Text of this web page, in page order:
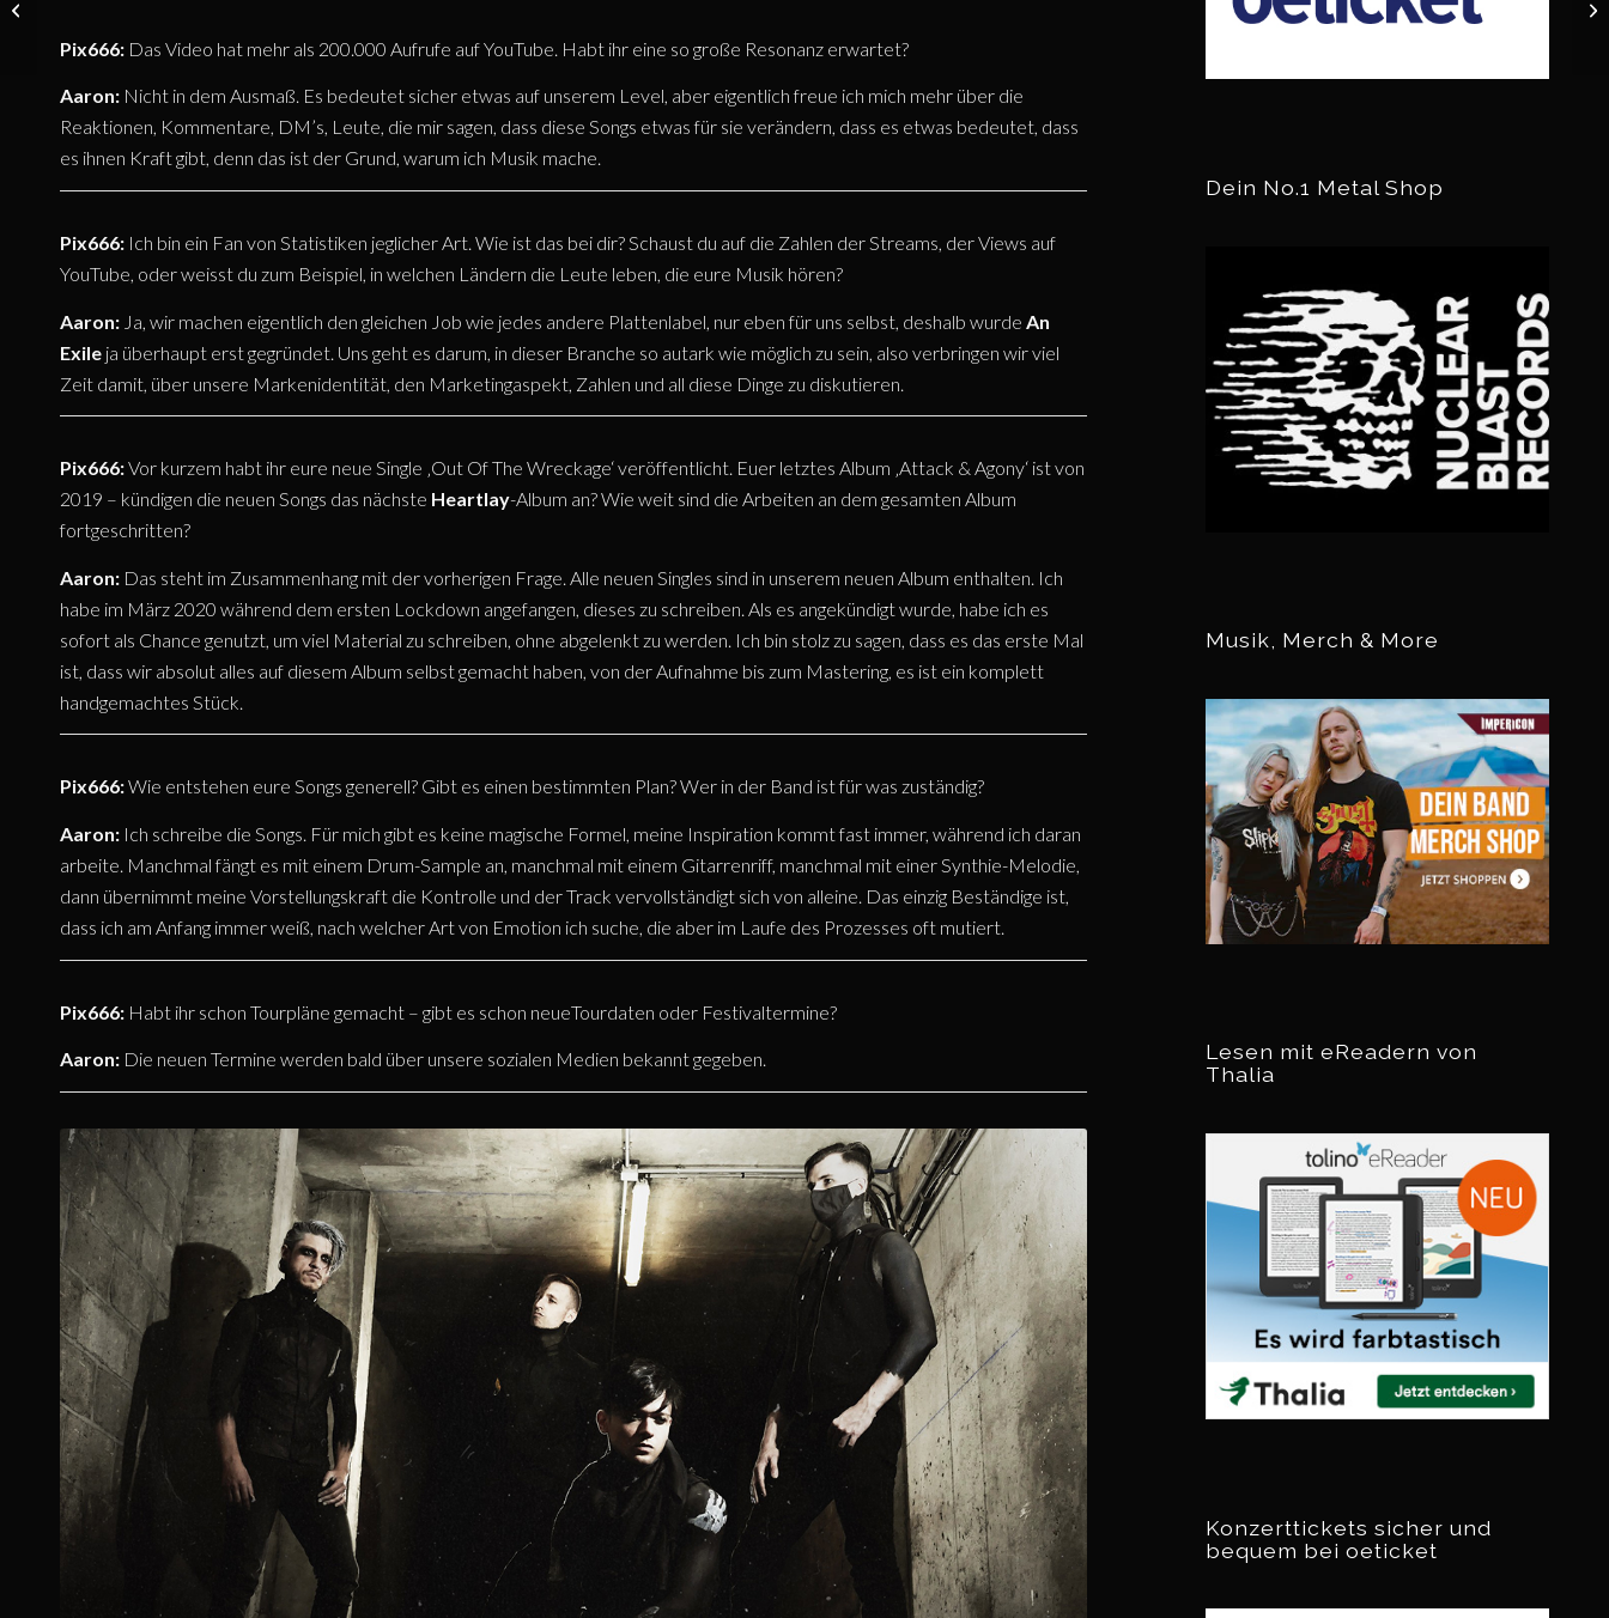
Pix666: Das Video hat mehr als 200.000 Aufrufe auf YouTube. Habt ihr eine so große Resonanz erwartet?
Aaron: Nicht in dem Ausmaß. Es bedeutet sicher etwas auf unserem Level, aber eigentlich freue ich mich mehr über die
Reaktionen, Kommentare, DM’s, Leute, die mir sagen, dass diese Songs etwas für sie verändern, dass es etwas bedeutet, dass
es ihnen Kraft gibt, denn das ist der Grund, warum ich Musik mache.
Pix666: Ich bin ein Fan von Statistiken jeglicher Art. Wie ist das bei dir? Schaust du auf die Zahlen der Streams, der Views auf
YouTube, oder weisst du zum Beispiel, in welchen Ländern die Leute leben, die eure Musik hören?
Aaron: Ja, wir machen eigentlich den gleichen Job wie jedes andere Plattenlabel, nur eben für uns selbst, deshalb wurde An
Exile ja überhaupt erst gegründet. Uns geht es darum, in dieser Branche so autark wie möglich zu sein, also verbringen wir viel
Zeit damit, über unsere Markenidentität, den Marketingaspekt, Zahlen und all diese Dinge zu diskutieren.
Pix666:Vor kurzem habt ihr eure neue Single ‚Out Of The Wreckage‘ veröffentlicht. Euer letztes Album ‚Attack & Agony‘ ist von
2019 – kündigen die neuen Songs das nächste Heartlay-Album an? Wie weit sind die Arbeiten an dem gesamten Album
fortgeschritten?
Aaron: Das steht im Zusammenhang mit der vorherigen Frage. Alle neuen Singles sind in unserem neuen Album enthalten. Ich
habe im März 2020 während dem ersten Lockdown angefangen, dieses zu schreiben. Als es angekündigt wurde, habe ich es
sofort als Chance genutzt, um viel Material zu schreiben, ohne abgelenkt zu werden. Ich bin stolz zu sagen, dass es das erste Mal
ist, dass wir absolut alles auf diesem Album selbst gemacht haben, von der Aufnahme bis zum Mastering, es ist ein komplett
handgemachtes Stück.
Pix666:Wie entstehen eure Songs generell? Gibt es einen bestimmten Plan? Wer in der Band ist für was zuständig?
Aaron: Ich schreibe die Songs. Für mich gibt es keine magische Formel, meine Inspiration kommt fast immer, während ich daran
arbeite. Manchmal fängt es mit einem Drum-Sample an, manchmal mit einem Gitarrenriff, manchmal mit einer Synthie-Melodie,
dann übernimmt meine Vorstellungskraft die Kontrolle und der Track vervollständigt sich von alleine. Das einzig Beständige ist,
dass ich am Anfang immer weiß, nach welcher Art von Emotion ich suche, die aber im Laufe des Prozesses oft mutiert.
Pix666: Habt ihr schon Tourpläne gemacht – gibt es schon neueTourdaten oder Festivaltermine?
Aaron: Die neuen Termine werden bald über unsere sozialen Medien bekannt gegeben.
Dein No.1 Metal Shop
Musik, Merch & More
Lesen mit eReadern von
Thalia
Konzerttickets sicher und
bequem bei oeticket
Lukas Kerk
(HIRAES) – Juli
2021